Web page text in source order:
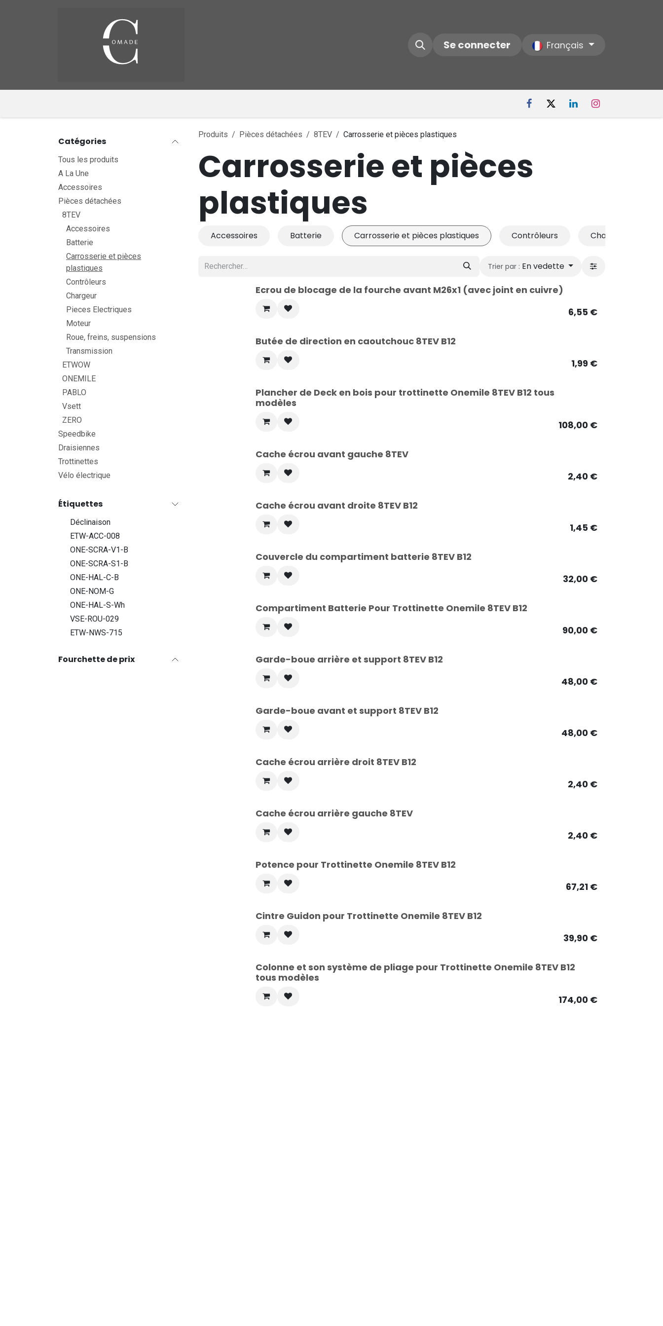
Contactez-nous Notre Société
Se connecter Français
Catégories
Tous les produits
A La Une
Accessoires
Pièces détachées
8TEV
Accessoires
Batterie
Carrosserie et pièces
plastiques
Contrôleurs
Chargeur
Pieces Electriques
Moteur
Roue, freins, suspensions
Transmission
ETWOW
ONEMILE
PABLO
Vsett
ZERO
Speedbike
Draisiennes
Trottinettes
Vélo électrique
Étiquettes
Déclinaison
ETW-ACC-008
ONE-SCRA-V1-B
ONE-SCRA-S1-B
ONE-HAL-C-B
ONE-NOM-G
ONE-HAL-S-Wh
VSE-ROU-029
ETW-NWS-715
Fourchette de prix
Produits Pièces détachées 8TEV Carrosserie et pièces plastiques
Carrosserie et pièces
plastiques
Accessoires Batterie Carrosserie et pièces plastiques Contrôleurs Chargeur
Trier par : En vedette
Ecrou de blocage de la fourche avant M26x1 (avec joint en cuivre)
6,55 €
Butée de direction en caoutchouc 8TEV B12
1,99€
Plancher de Deck en bois pour trottinette Onemile 8TEV B12 tous
modèles
108,00€
Cache écrou avant gauche 8TEV
2,40€
Cache écrou avant droite 8TEV B12
1,45 €
Couvercle du compartiment batterie 8TEV B12
32,00€
Compartiment Batterie Pour Trottinette Onemile 8TEV B12
90,00€
Garde-boue arrière et support 8TEV B12
48,00€
Garde-boue avant et support 8TEV B12
48,00€
Cache écrou arrière droit 8TEV B12
2,40€
Cache écrou arrière gauche 8TEV
2,40€
Potence pour Trottinette Onemile 8TEV B12
67,21€
Cintre Guidon pour Trottinette Onemile 8TEV B12
39,90€
Colonne et son système de pliage pour Trottinette Onemile 8TEV B12
tous modèles
174,00€